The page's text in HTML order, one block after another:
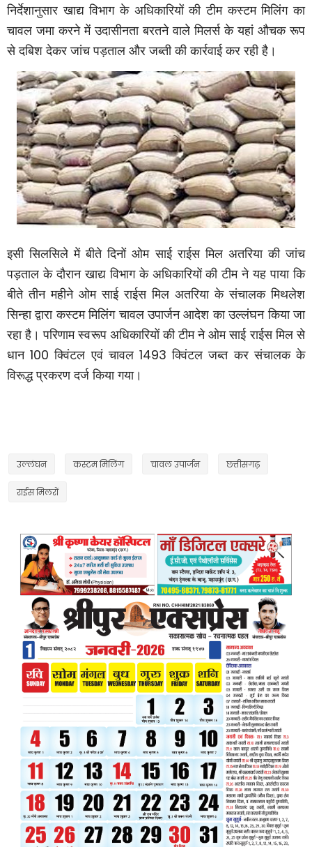
निर्देशानुसार खाद्य विभाग के अधिकारियों की टीम कस्टम मिलिंग का
चावल जमा करने में उदासीनता बरतने वाले मिलर्स के यहां औचक रूप
से दबिश देकर जांच पड़ताल और जब्ती की कार्रवाई कर रही है।
इसी सिलसिले में बीते दिनों ओम साई राईस मिल अतरिया की जांच
पड़ताल के दौरान खाद्य विभाग के अधिकारियों की टीम ने यह पाया कि
बीते तीन महीने ओम साई राईस मिल अतरिया के संचालक मिथलेश
सिन्हा द्वारा कस्टम मिलिंग चावल उपार्जन आदेश का उल्लंघन किया जा
रहा है। परिणाम स्वरूप अधिकारियों की टीम ने ओम साई राईस मिल से
धान100 क्विंटल एवं चावल1493 क्विंटल जब्त कर संचालक के
विरूद्ध प्रकरण दर्ज किया गया।
उल्लंघन कस्टम मिलिंग चावल उपार्जन छत्तीसगढ़
राईस मिलरों